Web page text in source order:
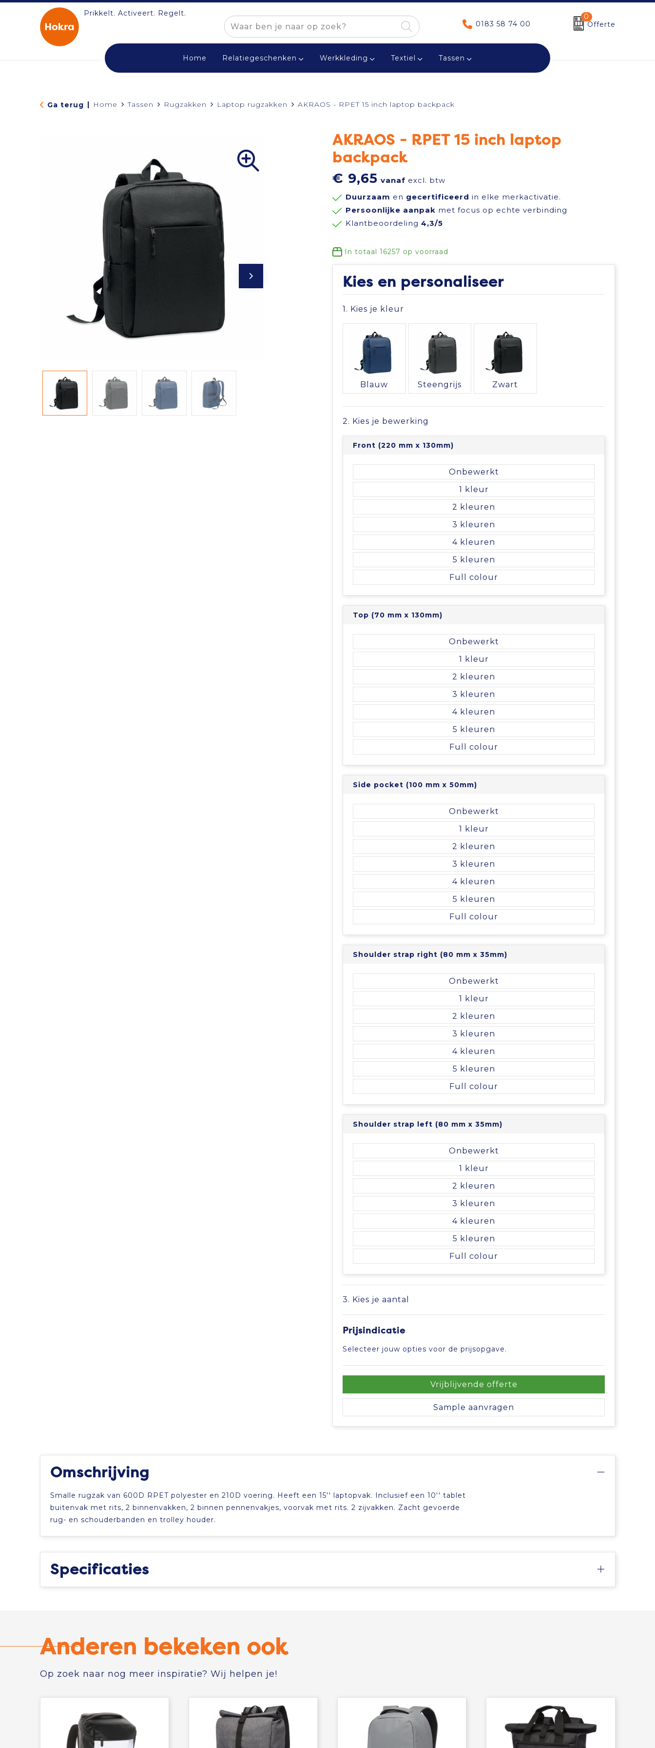
Prikkelt. Activeert. Regelt.
0183 58 74 00
0
Offerte
Home Relatiegeschenken Werkkleding Textiel Tassen
Ga terug | Home Tassen Rugzakken Laptop rugzakken AKRAOS - RPET 15 inch laptop backpack
AKRAOS - RPET 15 inch laptop
backpack
€ 9,65 vanaf excl. btw
Duurzaam en gecertificeerd in elke merkactivatie.
Persoonlijke aanpak met focus op echte verbinding
Klantbeoordeling 4,3/5
In totaal 16257 op voorraad
Kies en personaliseer
1. Kies je kleur
Blauw Steengrijs Zwart
2. Kies je bewerking
Front (220 mm x 130mm)
Onbewerkt
1
2
3
4
5
Full colour
Top (70 mm x 130mm)
Onbewerkt
1
2
3
4
5
Full colour
Side pocket (100 mm x 50mm)
Onbewerkt
1
2
3
4
5
Full colour
Shoulder strap right (80 mm x 35mm)
Onbewerkt
1
2
3
4
5
Full colour
Shoulder strap left (80 mm x 35mm)
Onbewerkt
1
2
3
4
5
Full colour
3. Kies je aantal
Prijsindicatie
Selecteer jouw opties voor de prijsopgave.
Vrijblijvende offerte
Sample aanvragen
Omschrijving
Smalle rugzak van 600D RPET polyester en 210D voering. Heeft een 15'' laptopvak. Inclusief een 10'' tablet
buitenvak met rits, 2 binnenvakken, 2 binnen pennenvakjes, voorvak met rits. 2 zijvakken. Zacht gevoerde
rug- en schouderbanden en trolley houder.
Specificaties
Anderen bekeken ook
Op zoek naar nog meer inspiratie? Wij helpen je!